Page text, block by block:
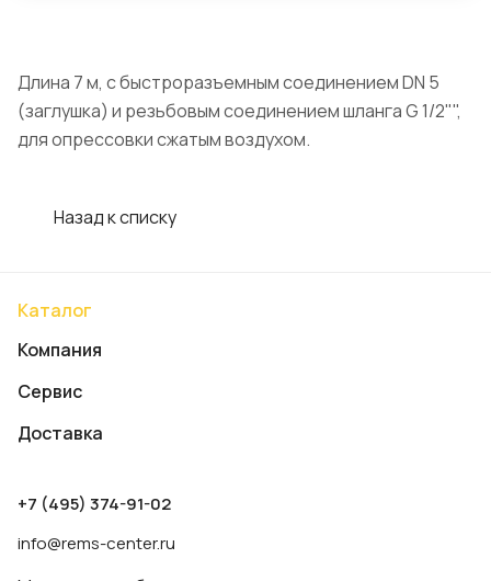
Длина 7 м, с быстроразъемным соединением DN 5
(заглушка) и резьбовым соединением шланга G 1/2"",
для опрессовки сжатым воздухом.
Назад к списку
Каталог
Компания
Сервис
Доставка
+7 (495) 374-91-02
info@rems-center.ru